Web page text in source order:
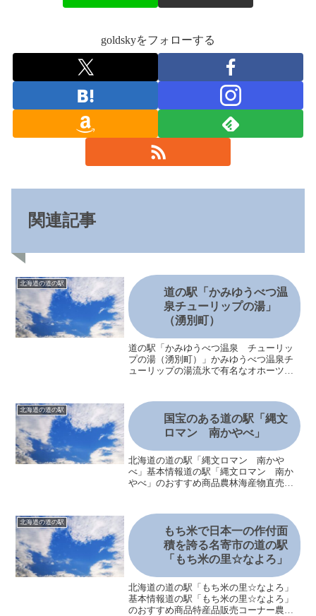
goldskyをフォローする
関連記事
北海道の道の駅
道の駅「かみゆうべつ温
泉チューリップの湯」
（湧別町）
道の駅「かみゆうべつ温泉 チューリッ
プの湯（湧別町）」かみゆうべつ温泉チ
ューリップの湯流氷で有名なオホーツク
ています。弱アルカリ天然温泉で、ジャ
グジーバス・露天風呂・サ...
北海道の道の駅
国宝のある道の駅「縄文
ロマン 南かやべ」
北海道の道の駅「縄文ロマン 南かや
べ」基本情報道の駅「縄文ロマン 南か
やべ」のおすすめ商品農林海産物直売所
おすすめポイント函館市縄文文化交流セ
ンター垣ノ島遺跡北海道の道...
北海道の道の駅
もち米で日本一の作付面
積を誇る名寄市の道の駅
「もち米の里☆なよろ」
北海道の道の駅「もち米の里☆なよろ」
基本情報道の駅「もち米の里☆なよろ」
のおすすめ商品特産品販売コーナー農産